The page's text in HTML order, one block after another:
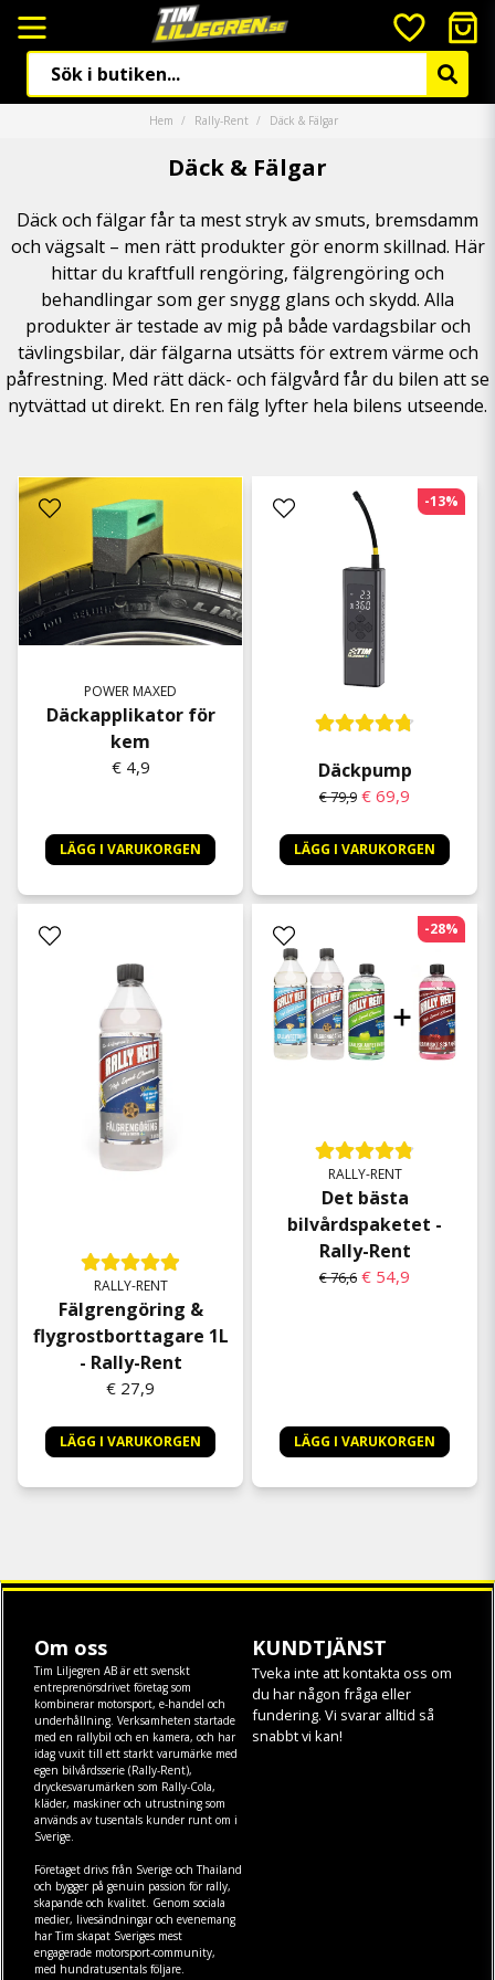
Hem Rally-Rent Däck & Fälgar
Däck & Fälgar
Däck och fälgar får ta mest stryk av smuts, bremsdamm
och vägsalt – men rätt produkter gör enorm skillnad. Här
hittar du kraftfull rengöring, fälgrengöring och
behandlingar som ger snygg glans och skydd. Alla
produkter är testade av mig på både vardagsbilar och
tävlingsbilar, där fälgarna utsätts för extrem värme och
påfrestning. Med rätt däck- och fälgvård får du bilen att se
nytvättad ut direkt. En ren fälg lyfter hela bilens utseende.
POWER MAXED
Däckapplikator för
kem
€ 4,9
LÄGG I VARUKORGEN
Däckpump
€ 79,9 € 69,9
LÄGG I VARUKORGEN
-13%
RALLY-RENT
Fälgrengöring &
flygrostborttagare 1L
- Rally-Rent
€ 27,9
LÄGG I VARUKORGEN
RALLY-RENT
Det bästa
bilvårdspaketet -
Rally-Rent
€ 76,6 € 54,9
LÄGG I VARUKORGEN
-28%
Om oss
Tim Liljegren AB är ett svenskt
entreprenörsdrivet företag som
kombinerar motorsport, e-handel och
underhållning. Verksamheten startade
med en rallybil och en kamera, och har
idag vuxit till ett starkt varumärke med
egen bilvårdsserie (Rally-Rent),
dryckesvarumärken som Rally-Cola,
kläder, maskineroch utrustning som
används av tusentals kunder runt om i
Sverige.
Företaget drivs från Sverige och Thailand
och bygger på genuin passion för rally,
skapande och kvalitet. Genom sociala
medier, livesändningar och evenemang
har Tim skapat Sveriges mest
engagerade motorsport-community,
med hundratusentals följare.
KUNDTJÄNST
Tveka inte att kontakta oss om
du har någon fråga eller
fundering. Vi svarar alltid så
snabbt vi kan!